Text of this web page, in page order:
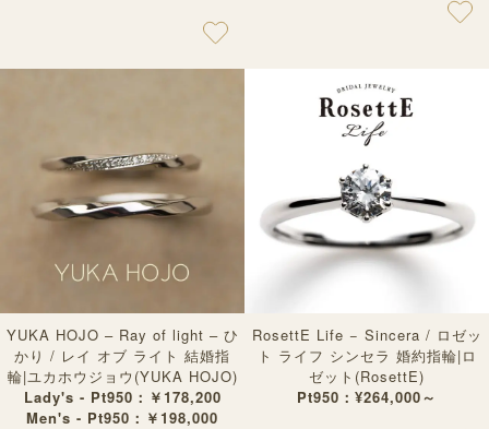
YUKA HOJO – Ray of light – ひ
かり / レイ オブ ライト 結婚指
輪|ユカホウジョウ(YUKA HOJO)
Lady's - Pt950：￥178,200
Men's - Pt950：￥198,000
RosettE Life − Sincera / ロゼッ
ト ライフ シンセラ 婚約指輪|ロ
ゼット(RosettE)
Pt950：¥264,000～